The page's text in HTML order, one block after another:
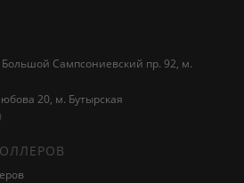
Большой Сампсониевский пр. 92, м.
20, м. Бутырская